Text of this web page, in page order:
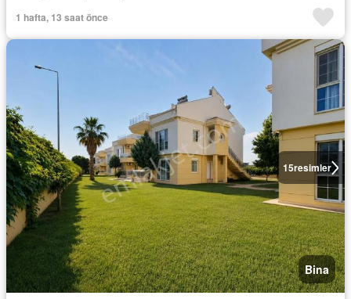
1 hafta, 13 saat önce
15resimler
Bina